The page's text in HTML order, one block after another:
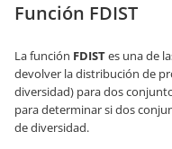
Función FDIST
La función FDISTes una de
devolver la distribución de
diversidad) para dos
para determinar si dos
de diversidad.